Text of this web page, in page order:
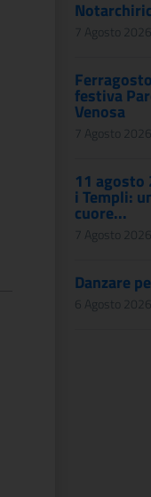
7 Agosto 2026
festiva
Venosa
7 Agosto 2026
11
i Templi:
cuore...
7 Agosto 2026
Danzare
6 Agosto 2026